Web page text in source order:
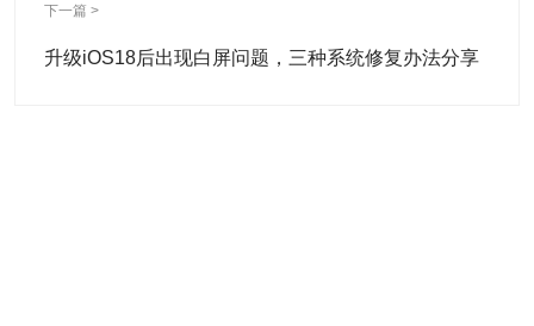
下一篇 >
升级iOS18后出现白屏问题，三种系统修复办法分享